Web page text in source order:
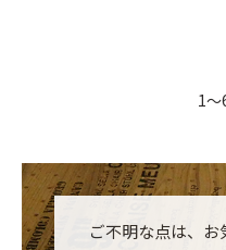
1
ご不明な点は、